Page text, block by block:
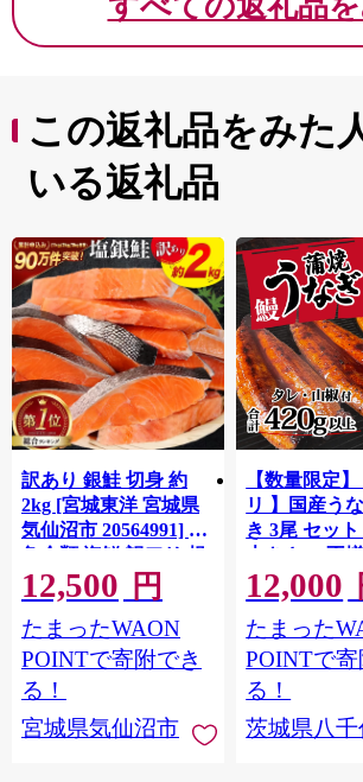
この返礼品をみた
いる返礼品
訳あり 銀鮭 切身 約
2kg [宮城東洋 宮城県
気仙沼市 20564991] 鮭
魚介類 海鮮 訳アリ 規
格外 不揃い さけ サケ
鮭切身 シャケ 切り身
冷凍 家庭用 おかず 弁
当 支援 サーモン 銀鮭
切り身 魚 わけあり
12,500 円
たまったWAON
POINTで寄附でき
る！
宮城県気仙沼市
【数量限定
リ 】国産う
き 3尾 セット
大きさ の不
レ・山椒付き
鰻 ふぞろい
な重 ひつまぶ
茨城 八千代
と納税 冷凍
12,000
たまった
POINTで寄
る！
茨城県八